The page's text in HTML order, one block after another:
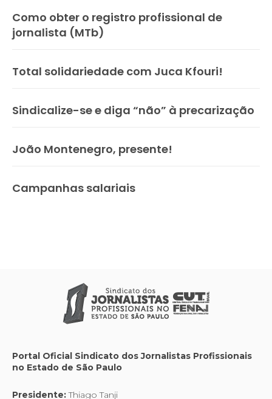
Como obter o registro profissional de
jornalista (MTb)
Total solidariedade com Juca Kfouri!
Sindicalize-se e diga “não” à precarização
João Montenegro, presente!
Campanhas salariais
Portal Oficial Sindicato dos Jornalistas Profissionais
no Estado de São Paulo
Presidente:Thiago Tanji